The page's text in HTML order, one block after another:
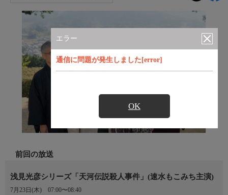
エラー
通信に問題が発生しました[error]
OK
前回の放送
浅見光彦シリーズ「天河伝説殺人事件」(速水もこみち主演)
7月23日(木) 07:00〜08:40